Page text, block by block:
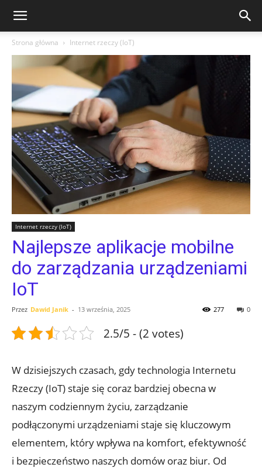
Strona główna Internet rzeczy (IoT)
Internet rzeczy (IoT)
Najlepsze aplikacje mobilne
do zarządzania urządzeniami
IoT
Przez Dawid Janik - 13 września, 2025 0
277
2.5/5 - (2 votes)
W dzisiejszych czasach, gdy technologia Internetu
Rzeczy (IoT) staje się coraz bardziej obecna w
naszym codziennym życiu, zarządzanie
podłączonymi urządzeniami staje się kluczowym
elementem, który wpływa na komfort, efektywność
i bezpieczeństwo naszych domów oraz biur. Od